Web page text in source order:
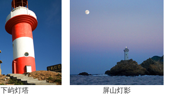
下屿灯塔 屏山灯影